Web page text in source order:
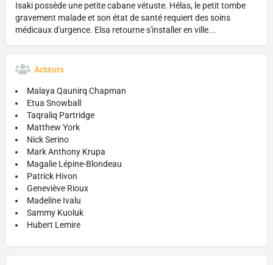
Isaki possède une petite cabane vétuste. Hélas, le petit tombe
gravement malade et son état de santé requiert des soins
médicaux d'urgence. Elsa retourne s'installer en ville...
Acteurs
Malaya Qaunirq Chapman
Etua Snowball
Taqraliq Partridge
Matthew York
Nick Serino
Mark Anthony Krupa
Magalie Lépine-Blondeau
Patrick Hivon
Geneviève Rioux
Madeline Ivalu
Sammy Kuoluk
Hubert Lemire